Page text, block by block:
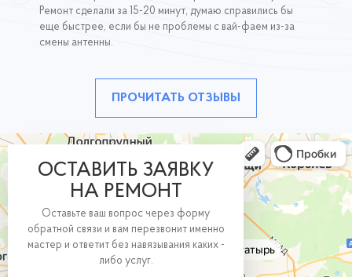
Ремонт сделали за 15-20 минут, думаю справились бы
еще быстрее, если бы не проблемы с вай-фаем из-за
смены антенны.
ПРОЧИТАТЬ ОТЗЫВЫ
ОСТАВИТЬ ЗАЯВКУ
НА РЕМОНТ
Оставьте ваш вопрос через форму
обратной связи и вам перезвонит именно
мастер и ответит без навязывания каких -
либо услуг.